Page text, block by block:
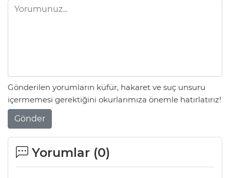
Gönderilen yorumların küfür, hakaret ve suç unsuru
içermemesi gerektiğini okurlarımıza önemle hatırlatırız!
Gönder
Yorumlar (0)